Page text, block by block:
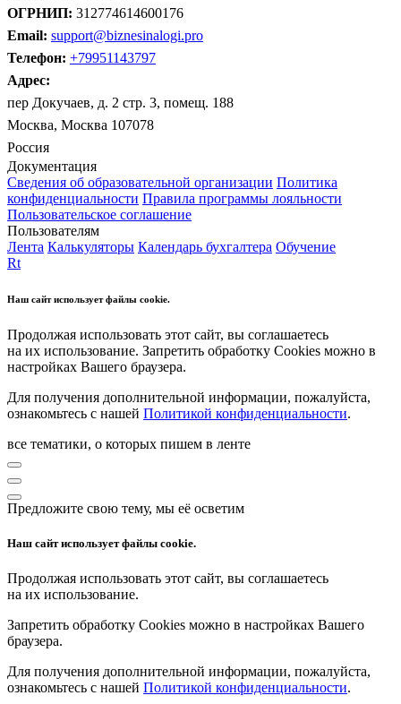
ОГРНИП: 312774614600176
Email: support@biznesinalogi.pro
Телефон: +79951143797
Адрес:
пер Докучаев, д. 2 стр. 3, помещ. 188
Москва, Москва 107078
Россия
Документация
Сведения об образовательной организации Политика
конфиденциальности Правила программы лояльности
Пользовательское соглашение
Пользователям
Лента Калькуляторы Календарь бухгалтера Обучение
Rt
Наш сайт использует файлы cookie.
Продолжая использовать этот сайт, вы соглашаетесь
на их использование. Запретить обработку Cookies можно в
настройках Вашего браузера.
Для получения дополнительной информации, пожалуйста,
ознакомьтесь с нашей Политикой конфиденциальности.
все тематики, о которых пишем в ленте
Предложите свою тему, мы её осветим
Наш сайт использует файлы cookie.
Продолжая использовать этот сайт, вы соглашаетесь
на их использование.
Запретить обработку Cookies можно в настройках Вашего
браузера.
Для получения дополнительной информации, пожалуйста,
ознакомьтесь с нашей Политикой конфиденциальности.